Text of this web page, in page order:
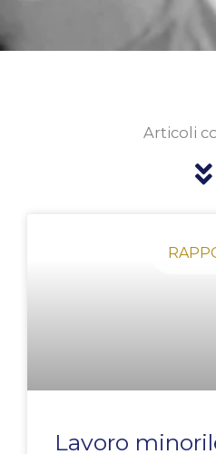
Articoli
Lavoro